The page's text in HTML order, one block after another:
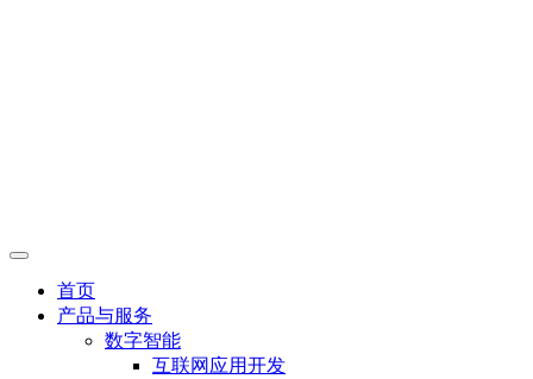
首页
产品与服务
数字智能
互联网应用开发